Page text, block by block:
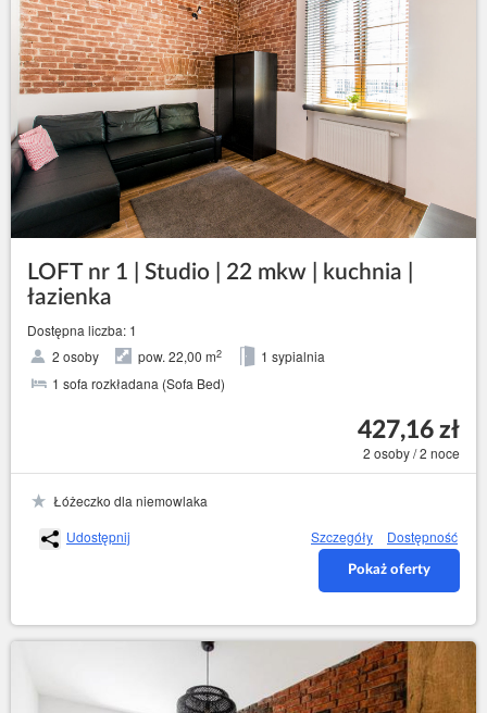
LOFT nr 1 | Studio | 22 mkw | kuchnia |
łazienka
Dostępna liczba: 1
2 osoby
pow. 22,00 m2
1 sypialnia
1 sofa rozkładana (Sofa Bed)
427,16 zł
2 osoby / 2 noce
Łóżeczko dla niemowlaka
Udostępnij
Szczegóły Dostępność
Pokaż oferty